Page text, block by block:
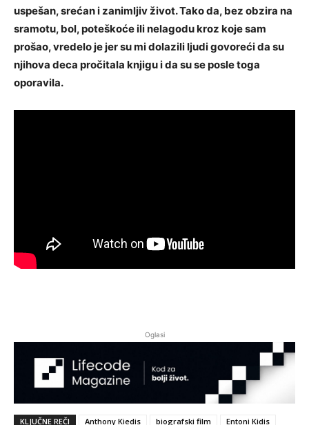
uspešan, srećan i zanimljiv život. Tako da, bez obzira na
sramotu, bol, poteškoće ili nelagodu kroz koje sam
prošao, vredelo je jer su mi dolazili ljudi govoreći da su
njihova deca pročitala knjigu i da su se posle toga
oporavila.
Oglasi
KLJUČNE REČI Anthony Kiedis biografski film
Entoni Kidis